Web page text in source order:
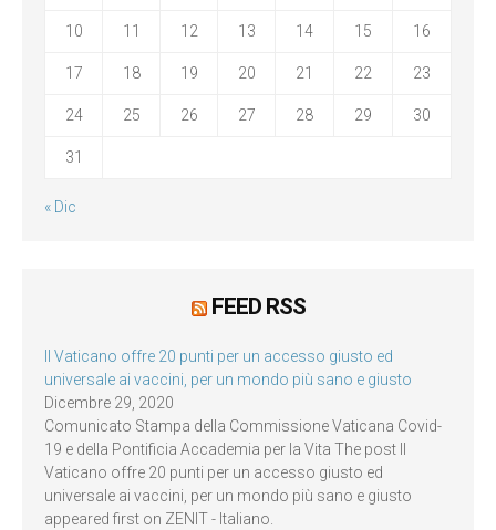
10 11 12 13 14 15 16
17 18 19 20 21 22 23
24 25 26 27 28 29 30
31
« Dic
FEED RSS
Il Vaticano offre 20 punti per un accesso giusto ed
universale ai vaccini, per un mondo più sano e giusto
Dicembre 29, 2020
Comunicato Stampa della Commissione Vaticana Covid-
19 e della Pontificia Accademia per la Vita The post Il
Vaticano offre 20 punti per un accesso giusto ed
universale ai vaccini, per un mondo più sano e giusto
appeared first on ZENIT - Italiano.